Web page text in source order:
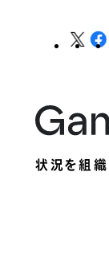
状況を組織